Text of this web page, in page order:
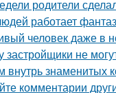
родители
работает
человек даже в
застройщики не
внутрь знаменитых
комментарии